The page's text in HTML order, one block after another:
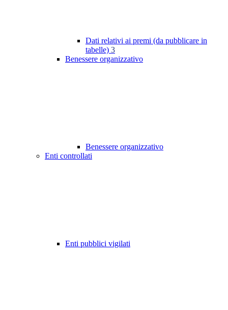
Dati relativi ai premi (da pubblicare in
tabelle) 3
Benessere organizzativo
Benessere organizzativo
Enti controllati
Enti pubblici vigilati